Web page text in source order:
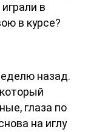
в
в курсе?
назад.
глаза по
на иглу